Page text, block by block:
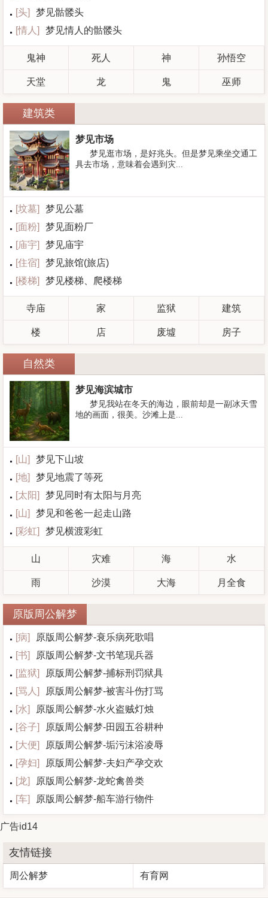
[头]
梦见骷髅头
[情人 ] 梦见情人的骷髅头
鬼神 死人 神 孙悟空
天堂 龙 鬼 巫师
建筑类
梦见市场
梦见逛市场，是好兆头。但是梦见乘坐交通工
具去市场，意味着会遇到灾...
[坟墓]
梦见公墓
[面粉]
梦见面粉厂
[庙宇]
梦见庙宇
[住宿]
梦见旅馆(旅店)
[楼梯] 梦见楼梯、爬楼梯
寺庙 家 监狱 建筑
楼 店 废墟 房子
自然类
梦见海滨城市
梦见我站在冬天的海边，眼前却是一副冰天雪
地的画面，很美。沙滩上是...
[山]
梦见下山坡
[地]
梦见地震了等死
[太阳]
梦见同时有太阳与月亮
[山]
梦见和爸爸一起走山路
[彩虹] 梦见横渡彩虹
山 灾难 海 水
雨 沙漠 大海 月全食
原版周公解梦
[病]
原版周公解梦-衰乐病死歌唱
[书]
原版周公解梦-文书笔现兵器
[监狱]
原版周公解梦-捕标刑罚狱具
[骂人 ]
原版周公解梦-被害斗伤打骂
[水]
原版周公解梦-水火盗贼灯烛
[谷子]
原版周公解梦-田园五谷耕种
[大便]
原版周公解梦-垢污沫浴凌辱
[孕妇]
原版周公解梦-夫妇产孕交欢
[龙]
原版周公解梦-龙蛇禽兽类
[车] 原版周公解梦-船车游行物件
广告id14
友情链接
周公解梦 有育网